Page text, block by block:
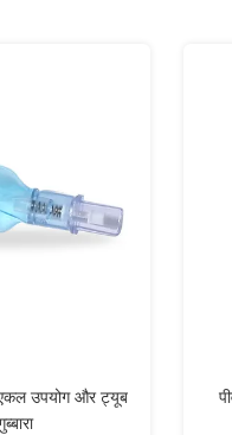
उपयोग और ट्यूब